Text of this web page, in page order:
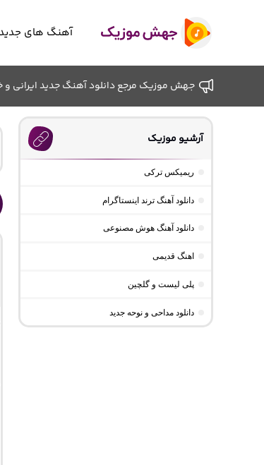
آهنگ های
جهش موزیک مرجع دانلود آهنگ جدید ایرانی و
آرشیو موزیک
ریمیکس ترکی
دانلود آهنگ ترند اینستاگرام
دانلود آهنگ هوش مصنوعی
اهنگ قدیمی
پلی لیست و گلچین
دانلود مداحی و نوحه جدید